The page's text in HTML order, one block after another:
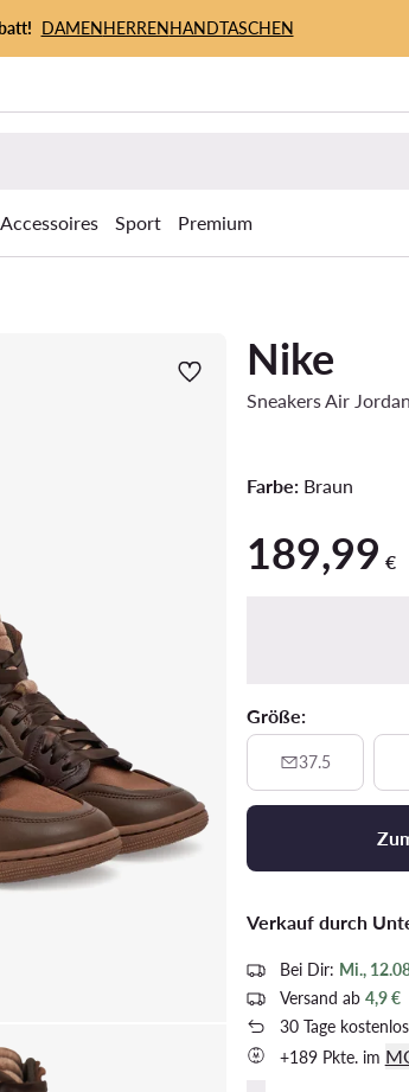
DAMENHERRENHANDTASCHEN
Accessoires Sport Premium
Nike
Sneakers Air
Farbe:Braun
189,99 €
189,99 €
Größe:
37.5
Verkauf durch
Bei Dir: Mi.,
Versand ab 4,9 €
30 Tage
+189 Pkte. im